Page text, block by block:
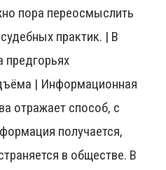
пора переосмыслить
практик. | В
предгорьях
| Информационная
отражает способ, с
получается,
в обществе. В